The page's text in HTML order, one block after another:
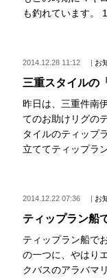
も釣れています。
2014.12.28 11:12 | お
三重スタイルの
昨日は、三重件南
てのお助けリグの
タイルのティップ
立ててティップラ
2014.12.22 07:36 | お
ティップラン船
ティップラン船で
の一つに、やはり
クバスのアラバマ